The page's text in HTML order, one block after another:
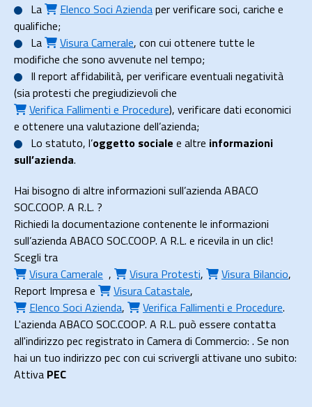
La
Elenco Soci Aziendaper verificare soci, cariche e
qualifiche;
La
Visura Camerale, con cui ottenere tutte le
modifiche che sono avvenute nel tempo;
Il report affidabilità, per verificare eventuali negatività
(sia protesti che pregiudizievoli che
Verifica Fallimenti e Procedure), verificare dati economici
e ottenere una valutazione dell’azienda;
Lo statuto, l’oggetto sociale e altre informazioni
sull’azienda.
Hai bisogno di altre informazioni sull’azienda ABACO
SOC.COOP. A R.L. ?
Richiedi la documentazione contenente le informazioni
sull’azienda ABACO SOC.COOP. A R.L. e ricevila in un clic!
Scegli tra
Visura Camerale , Visura Protesti, Visura Bilancio,
Report Impresae Visura Catastale,
Elenco Soci Azienda, Verifica Fallimenti e Procedure.
L'azienda ABACO SOC.COOP. A R.L. può essere contatta
all'indirizzo pec registrato in Camera di Commercio: . Se non
hai un tuo indirizzo pec con cui scrivergli attivane uno subito:
Attiva PEC